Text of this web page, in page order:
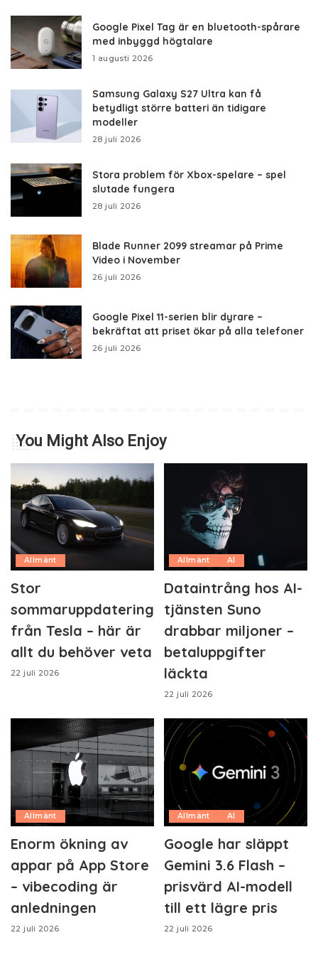
Google Pixel Tag är en bluetooth-spårare
med inbyggd högtalare
1 augusti 2026
Samsung Galaxy S27 Ultra kan få
betydligt större batteri än tidigare
modeller
28 juli 2026
Stora problem för Xbox-spelare – spel
slutade fungera
28 juli 2026
Blade Runner 2099 streamar på Prime
Video i November
26 juli 2026
Google Pixel 11-serien blir dyrare –
bekräftat att priset ökar på alla telefoner
26 juli 2026
You Might Also Enjoy
Allmänt
Stor
sommaruppdatering
från Tesla – här är
allt du behöver veta
22 juli 2026
Allmänt AI
Dataintrång hos AI-
tjänsten Suno
drabbar miljoner –
betaluppgifter
läckta
22 juli 2026
Allmänt
Enorm ökning av
appar på App Store
– vibecoding är
anledningen
22 juli 2026
Allmänt AI
Google har släppt
Gemini 3.6 Flash –
prisvärd AI-modell
till ett lägre pris
22 juli 2026